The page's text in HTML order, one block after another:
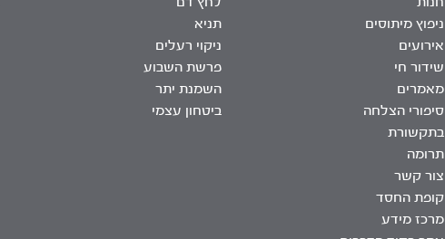
ניפוץ מיתוסים
אירועים
שידור חי
מאמרים
סיפורי הצלחה
בתקשורת
תרומה
צור קשר
קופת החסד
מרכז מידע
תניא
ניקוי רעלים
פרשת השבוע
השמנת יתר
ביטחון עצמי